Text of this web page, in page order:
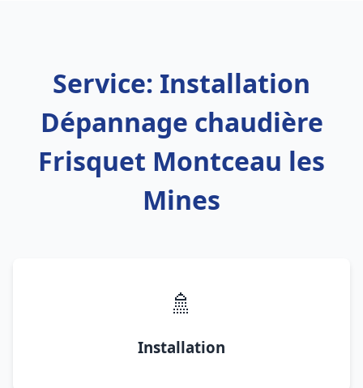
Service: Installation
Dépannage chaudière
Frisquet Montceau les
Mines
🚿
Installation